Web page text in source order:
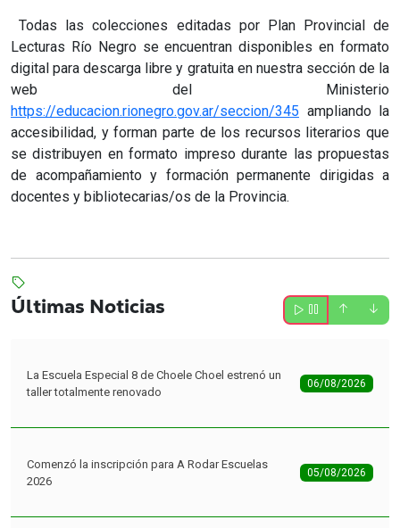
Todas las colecciones editadas por Plan Provincial de
Lecturas Río Negro se encuentran disponibles en formato
digital para descarga libre y gratuita en nuestra sección de la
web del Ministerio
https://educacion.rionegro.gov.ar/seccion/345 ampliando la
accesibilidad, y forman parte de los recursos literarios que
se distribuyen en formato impreso durante las propuestas
de acompañamiento y formación permanente dirigidas a
docentes y bibliotecarias/os de la Provincia.
Últimas Noticias
La Escuela Especial 8 de Choele Choel estrenó un
taller totalmente renovado
06/08/2026
Comenzó la inscripción para A Rodar Escuelas
2026
05/08/2026